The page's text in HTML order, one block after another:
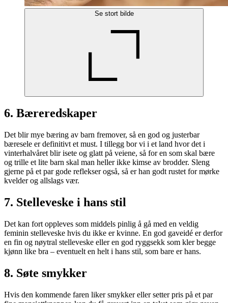
Se stort bilde
6. Bæreredskaper
Det blir mye bæring av barn fremover, så en god og justerbar
bæresele er definitivt et must. I tillegg bor vi i et land hvor det i
vinterhalvåret blir isete og glatt på veiene, så for en som skal bære
og trille et lite barn skal man heller ikke kimse av brodder. Sleng
gjerne på et par gode reflekser også, så er han godt rustet for mørke
kvelder og allslags vær.
7. Stelleveske i hans stil
Det kan fort oppleves som middels pinlig å gå med en veldig
feminin stelleveske hvis du ikke er kvinne. En god gaveidé er derfor
en fin og nøytral stelleveske eller en god ryggsekk som kler begge
kjønn like bra – eventuelt en helt i hans stil, som bare er hans.
8. Søte smykker
Hvis den kommende faren liker smykker eller setter pris på et par